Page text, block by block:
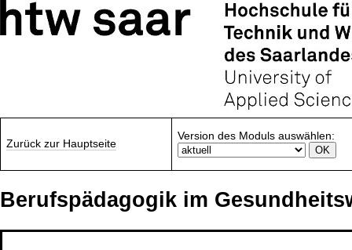
Zurück zur Hauptseite
Version des Moduls auswählen:
Berufspädagogik im